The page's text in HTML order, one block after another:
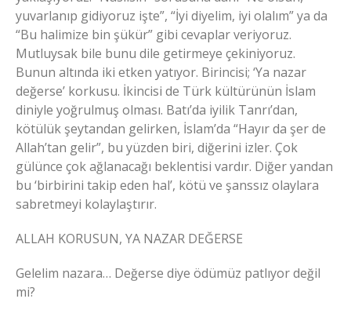
yuvarlanıp gidiyoruz işte”, “İyi diyelim, iyi olalım” ya da
“Bu halimize bin şükür” gibi cevaplar veriyoruz.
Mutluysak bile bunu dile getirmeye çekiniyoruz.
Bunun altında iki etken yatıyor. Birincisi; ‘Ya nazar
değerse’ korkusu. İkincisi de Türk kültürünün İslam
diniyle yoğrulmuş olması. Batı’da iyilik Tanrı’dan,
kötülük şeytandan gelirken, İslam’da “Hayır da şer de
Allah’tan gelir”, bu yüzden biri, diğerini izler. Çok
gülünce çok ağlanacağı beklentisi vardır. Diğer yandan
bu ‘birbirini takip eden hal’, kötü ve şanssız olaylara
sabretmeyi kolaylaştırır.
ALLAH KORUSUN, YA NAZAR DEĞERSE
Gelelim nazara… Değerse diye ödümüz patlıyor değil
mi?